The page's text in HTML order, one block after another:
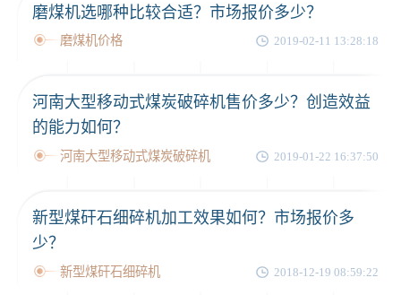
磨煤机选哪种比较合适？市场报价多少？
磨煤机价格 2019-02-11 13:28:18
河南大型移动式煤炭破碎机售价多少？创造效益
的能力如何？
河南大型移动式煤炭破碎机 2019-01-22 16:37:50
新型煤矸石细碎机加工效果如何？市场报价多
少？
新型煤矸石细碎机 2018-12-19 08:59:22